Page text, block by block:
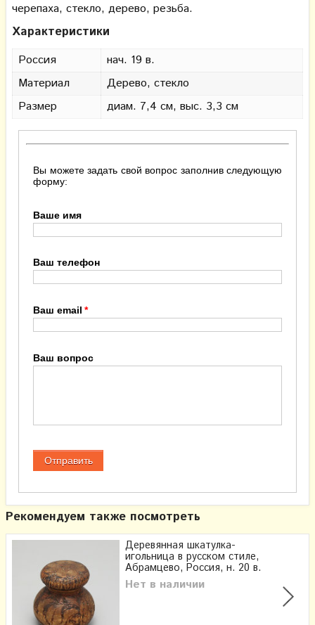
черепаха, стекло, дерево, резьба.
Характеристики
Россия
нач. 19 в.
Материал
Дерево, стекло
Размер
диам. 7,4 см, выс. 3,3 см
Вы можете задать свой вопрос заполнив следующую
форму:
Ваше имя
Ваш телефон
Ваш email
Ваш вопрос
Рекомендуем также посмотреть
Деревянная шкатулка-
игольница в русском стиле,
Абрамцево, Россия, н. 20 в.
Нет в наличии